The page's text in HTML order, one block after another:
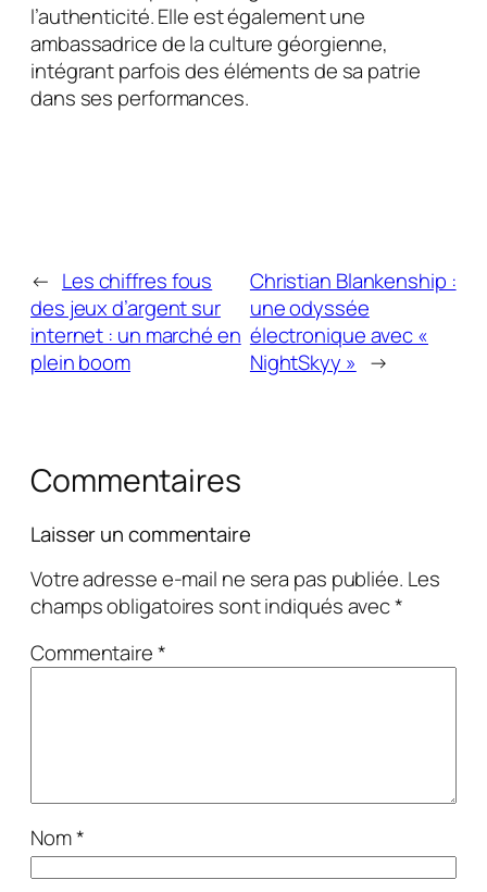
l’authenticité. Elle est également une
ambassadrice de la culture géorgienne,
intégrant parfois des éléments de sa patrie
dans ses performances.
← Les chiffres fous
des jeux d’argent sur
internet : un marché en
plein boom
Christian Blankenship :
une odyssée
électronique avec «
NightSkyy » →
Commentaires
Laisser un commentaire
Votre adresse e-mail ne sera pas publiée. Les
champs obligatoires sont indiqués avec*
Commentaire*
Nom*